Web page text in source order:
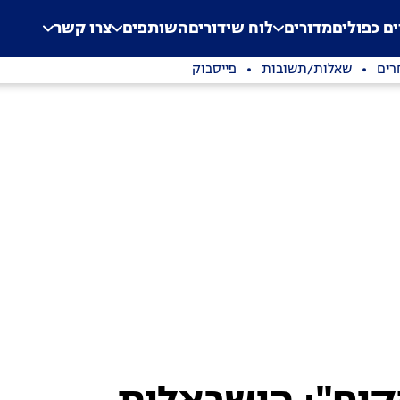
Application error: a
. כפוליםמדורים לוח שידוריםהשותפים צרו קשר
שאלות/תשובות פייסבוק